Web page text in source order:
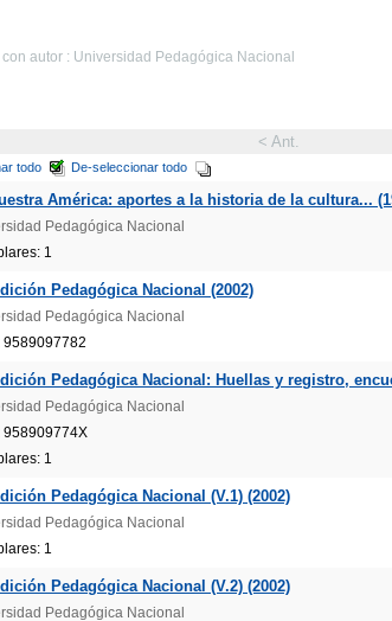
autor : Universidad Pedagógica Nacional
< Ant.
todo De-seleccionar todo
América: aportes a la historia de la cultura...
Pedagógica Nacional
1
Pedagógica Nacional (2002)
Pedagógica Nacional
9589097782
Pedagógica Nacional: Huellas y registro,
Pedagógica Nacional
958909774X
1
Pedagógica Nacional (V.1) (2002)
Pedagógica Nacional
1
Pedagógica Nacional (V.2) (2002)
Pedagógica Nacional